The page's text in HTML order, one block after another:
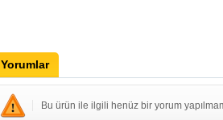
Yorumlar
Bu ürün ile ilgili henüz bir yorum